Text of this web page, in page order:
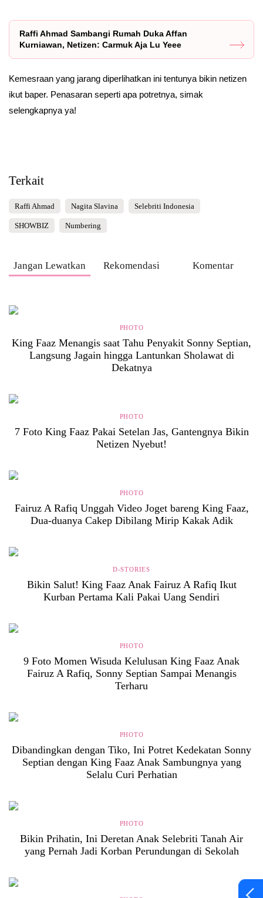
Raffi Ahmad Sambangi Rumah Duka Affan
Kurniawan, Netizen: Carmuk Aja Lu Yeee
Kemesraan yang jarang diperlihatkan ini tentunya bikin netizen
ikut baper. Penasaran seperti apa potretnya, simak
selengkapnya ya!
Terkait
Raffi Ahmad Nagita Slavina Selebriti Indonesia
SHOWBIZ Numbering
Jangan Lewatkan Rekomendasi Komentar
PHOTO
King Faaz Menangis saat Tahu Penyakit Sonny Septian,
Langsung Jagain hingga Lantunkan Sholawat di
Dekatnya
PHOTO
7 Foto King Faaz Pakai Setelan Jas, Gantengnya Bikin
Netizen Nyebut!
PHOTO
Fairuz A Rafiq Unggah Video Joget bareng King Faaz,
Dua-duanya Cakep Dibilang Mirip Kakak Adik
D-STORIES
Bikin Salut! King Faaz Anak Fairuz A Rafiq Ikut
Kurban Pertama Kali Pakai Uang Sendiri
PHOTO
9 Foto Momen Wisuda Kelulusan King Faaz Anak
Fairuz A Rafiq, Sonny Septian Sampai Menangis
Terharu
PHOTO
Dibandingkan dengan Tiko, Ini Potret Kedekatan Sonny
Septian dengan King Faaz Anak Sambungnya yang
Selalu Curi Perhatian
PHOTO
Bikin Prihatin, Ini Deretan Anak Selebriti Tanah Air
yang Pernah Jadi Korban Perundungan di Sekolah